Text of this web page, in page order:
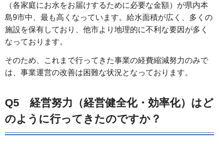
（各家庭にお水をお届けするために必要な金額）が県内本
島9市中、最も高くなっています。給水面積が広く、多くの
施設を保有しており、他市より地理的に不利な要因が多く
なっております。
そのため、これまで行ってきた事業の経費縮減努力のみで
は、事業運営の改善は困難な状況となっております。
Q5 経営努力（経営健全化・効率化）はど
のように行ってきたのですか？